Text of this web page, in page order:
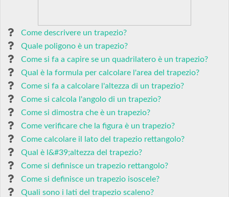
Come descrivere un trapezio?
Quale poligono è un trapezio?
Come si fa a capire se un quadrilatero è un trapezio?
Qual è la formula per calcolare l'area del trapezio?
Come si fa a calcolare l'altezza di un trapezio?
Come si calcola l'angolo di un trapezio?
Come si dimostra che è un trapezio?
Come verificare che la figura è un trapezio?
Come calcolare il lato del trapezio rettangolo?
Qual è l&#39;altezza del trapezio?
Come si definisce un trapezio rettangolo?
Come si definisce un trapezio isoscele?
Quali sono i lati del trapezio scaleno?